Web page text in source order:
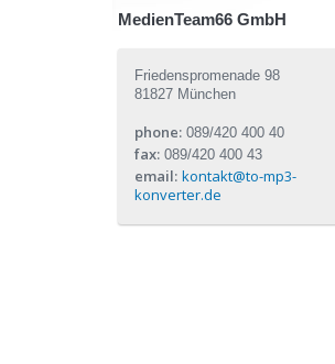
MedienTeam66 GmbH
Friedenspromenade 98
81827 München
phone: 089/420 400 40
fax: 089/420 400 43
email: kontakt@to-mp3-
konverter.de